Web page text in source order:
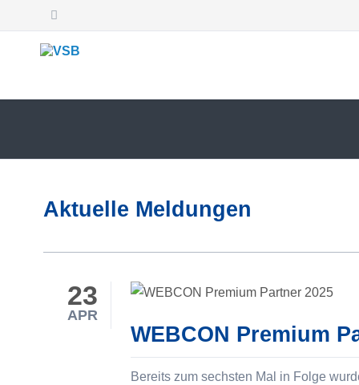
Aktuelle Meldungen
23
APR
WEBCON Premium
Bereits zum sechsten Mal in Folge